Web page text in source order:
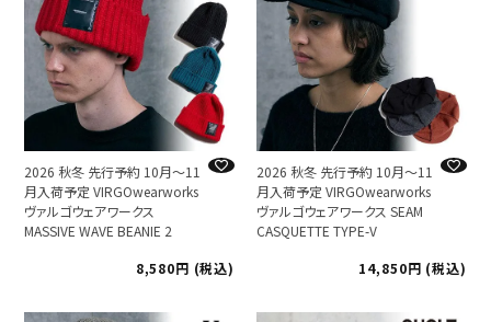
2026 秋冬 先行予約 10月～11
月入荷予定 VIRGOwearworks
ヴァルゴウェアワークス
MASSIVE WAVE BEANIE 2
8,580
税込
2026 秋冬 先行予約 10月～11
月入荷予定 VIRGOwearworks
ヴァルゴウェアワークス SEAM
CASQUETTE TYPE-V
14,850
税込